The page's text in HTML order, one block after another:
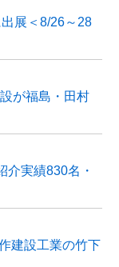
展＜8/26～28
が福島・田村
介実績830名・
建設工業の竹下